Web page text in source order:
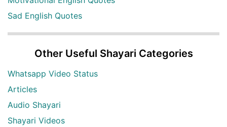
Sad English Quotes
Other Useful Shayari Categories
Whatsapp Video Status
Articles
Audio Shayari
Shayari Videos